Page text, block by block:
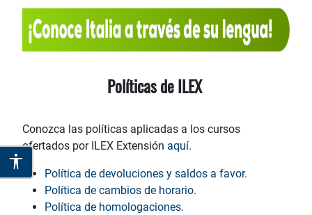
Políticas de ILEX
Conozca las políticas aplicadas a los cursos
ofertados por ILEX Extensión aquí.
Política de devoluciones y saldos a favor.
Política de cambios de horario.
Política de homologaciones.